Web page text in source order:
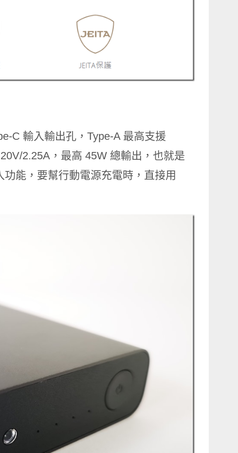
C 輸入輸出孔，Type-A 最高支援
2.25A，最高 45W 總輸出，也就是
能，要幫行動電源充電時，直接用